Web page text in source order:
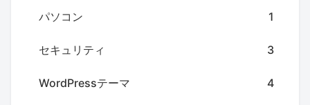
パソコン 1
セキュリティ 3
WordPressテーマ 4